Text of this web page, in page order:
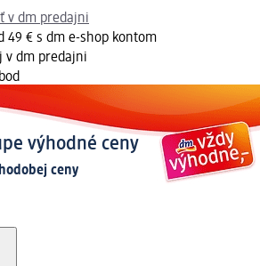
v dm predajni
49 € s dm e-shop kontom
v dm predajni
výhodné ceny
ceny